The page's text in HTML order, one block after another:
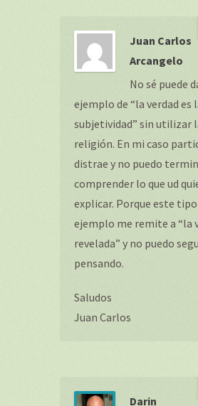
Juan Carlos
Arcangelo
No sé puede
ejemplo de “la verdad es
subjetividad” sin utilizar
religión. En mi caso
distrae y no puedo
comprender lo que ud
explicar. Porque este tipo
ejemplo me remite a “la
revelada” y no puedo
pensando.
Saludos
Juan Carlos
Darin